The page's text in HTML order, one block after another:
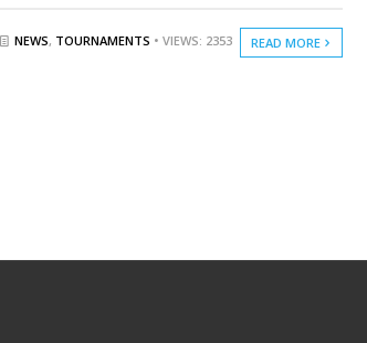
NEWS, TOURNAMENTS • VIEWS: 2353 READ MORE